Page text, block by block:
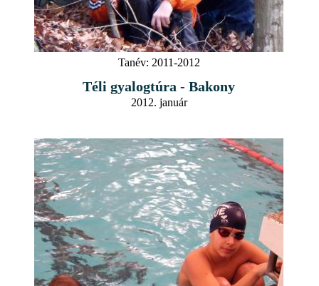
Tanév: 2011-2012
Téli gyalogtúra - Bakony
2012. január